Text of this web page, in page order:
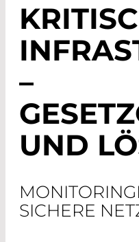
–
UND
SICHERE